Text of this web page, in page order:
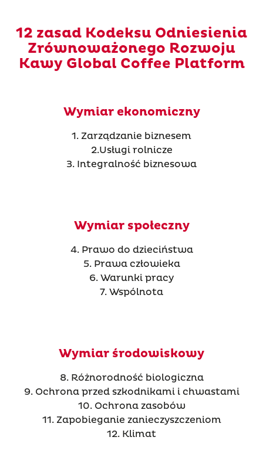
12 zasad Kodeksu Odniesienia
Zrównoważonego Rozwoju
Kawy Global Coffee Platform
Wymiar ekonomiczny
1. Zarządzanie biznesem
2.Usługi rolnicze
3. Integralność biznesowa
Wymiar społeczny
4. Prawo do dzieciństwa
5. Prawa człowieka
6. Warunki pracy
7. Wspólnota
Wymiar środowiskowy
8. Różnorodność biologiczna
9. Ochrona przed szkodnikami i chwastami
10. Ochrona zasobów
11. Zapobieganie zanieczyszczeniom
12. Klimat